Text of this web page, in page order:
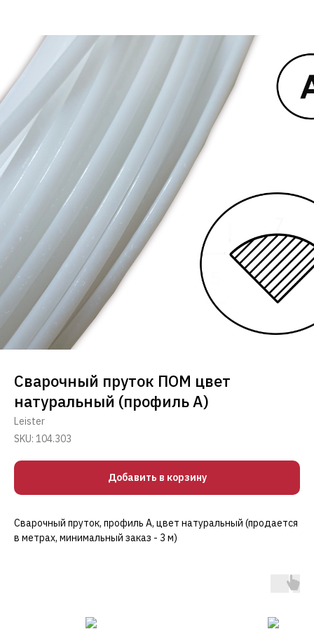
Сварочный пруток ПОМ цвет
натуральный (профиль А)
Leister
SKU: 104.303
Добавить в корзину
Сварочный пруток, профиль А, цвет натуральный (продается
в метрах, минимальный заказ - 3 м)